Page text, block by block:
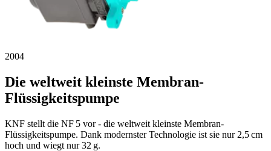
2004
Die weltweit kleinste Membran-
Flüssigkeitspumpe
KNF stellt die NF 5 vor - die weltweit kleinste Membran-
Flüssigkeitspumpe. Dank modernster Technologie ist sie nur 2,5 cm
hoch und wiegt nur 32 g.